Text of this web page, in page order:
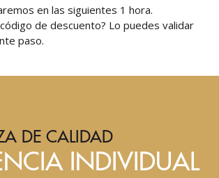
en las siguientes 1 hora.
de descuento? Lo puedes validar
paso.
DE CALIDAD
INDIVIDUAL